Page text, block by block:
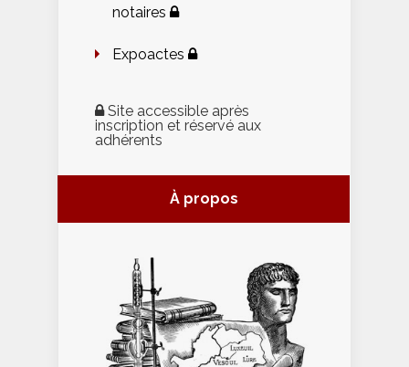
notaires
Expoactes
Site accessible après
inscription et réservé aux
adhérents
À propos